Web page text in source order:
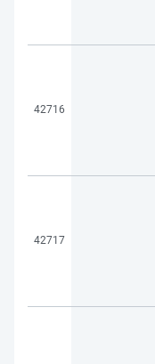
42716
42717